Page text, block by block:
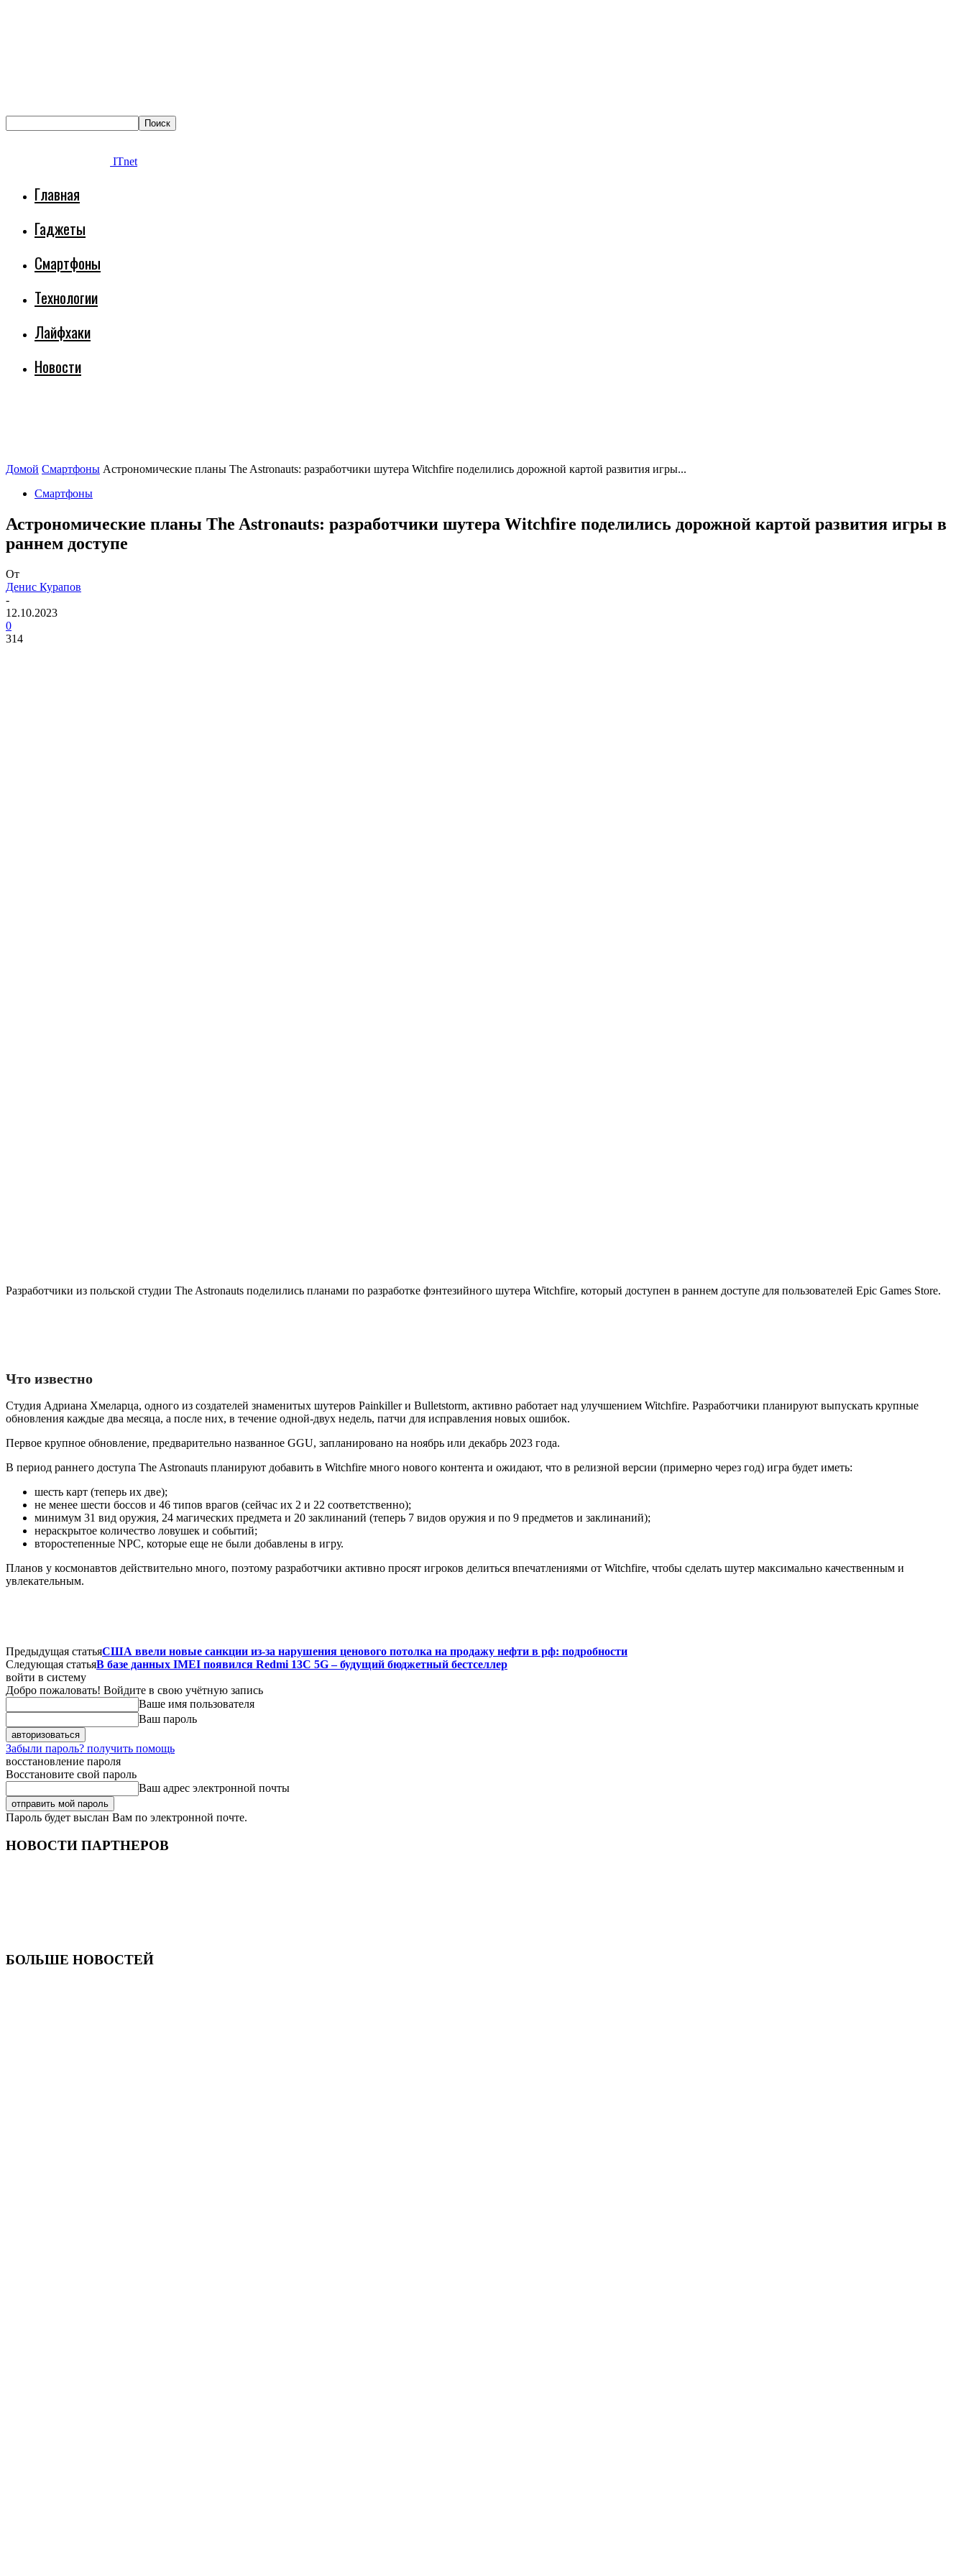
ITnet
Главная
Гаджеты
Смартфоны
Технологии
Лайфхаки
Новости
Домой Смартфоны Астрономические планы The Astronauts: разработчики шутера Witchfire поделились дорожной картой развития игры...
Смартфоны
Астрономические планы The Astronauts: разработчики шутера Witchfire поделились дорожной картой развития игры в
раннем доступе
От
Денис Курапов
-
12.10.2023
0
314
Разработчики из польской студии The Astronauts поделились планами по разработке фэнтезийного шутера Witchfire, который доступен в раннем доступе для пользователей Epic Games Store.
Что известно
Студия Адриана Хмеларца, одного из создателей знаменитых шутеров Painkiller и Bulletstorm, активно работает над улучшением Witchfire. Разработчики планируют выпускать крупные
обновления каждые два месяца, а после них, в течение одной-двух недель, патчи для исправления новых ошибок.
Первое крупное обновление, предварительно названное GGU, запланировано на ноябрь или декабрь 2023 года.
В период раннего доступа The Astronauts планируют добавить в Witchfire много нового контента и ожидают, что в релизной версии (примерно через год) игра будет иметь:
шесть карт (теперь их две);
не менее шести боссов и 46 типов врагов (сейчас их 2 и 22 соответственно);
минимум 31 вид оружия, 24 магических предмета и 20 заклинаний (теперь 7 видов оружия и по 9 предметов и заклинаний);
нераскрытое количество ловушек и событий;
второстепенные NPC, которые еще не были добавлены в игру.
Планов у космонавтов действительно много, поэтому разработчики активно просят игроков делиться впечатлениями от Witchfire, чтобы сделать шутер максимально качественным и
увлекательным.
Предыдущая статьяСША ввели новые санкции из-за нарушения ценового потолка на продажу нефти в рф: подробности
Следующая статьяВ базе данных IMEI появился Redmi 13C 5G – будущий бюджетный бестселлер
войти в систему
Добро пожаловать! Войдите в свою учётную запись
Ваше имя пользователя
Ваш пароль
Забыли пароль? получить помощь
восстановление пароля
Восстановите свой пароль
Ваш адрес электронной почты
Пароль будет выслан Вам по электронной почте.
НОВОСТИ ПАРТНЕРОВ
БОЛЬШЕ НОВОСТЕЙ